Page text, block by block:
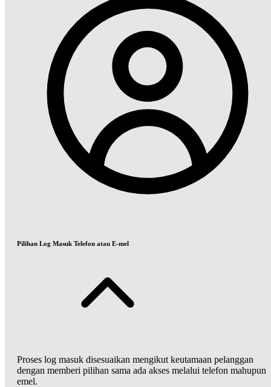
Pilihan Log Masuk Telefon atau E-mel
Proses log masuk disesuaikan mengikut keutamaan pelanggan
dengan memberi pilihan sama ada akses melalui telefon mahupun
emel.